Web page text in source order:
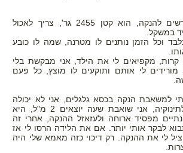
הימים הבאים מוקדשים להנקה, הוא קטן 2455 גר', צריך לאכול
במשקל.
וכל הזמן נותנים לו מטרנה, שמה לו כובע
קרות, מקפיאים לי את הילד, אני מבקשת בלי
לי אותם ותוקעים לו מוצץ, כל פעם
למשאבת הנקה בכסא גלגלים, אני לא יכולה
ללכת כל כך רחוק לתינוקיה, אני שואבת שעה יוצאים 2 מ"ל, היא
מפסיד ארוחה ולעזאזל ההנקה, אחרי זה
לבקר אותי יותר. אם את הלידה הרסו לי אז
לי את ההנקה. רק דיכוי כזה מאמא שלי היה